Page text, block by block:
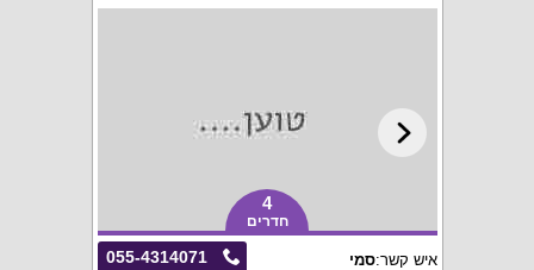
4
חדרים
055-4314071 איש קשר:סמי